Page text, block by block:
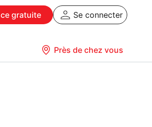
gratuite Se connecter
Près de chez vous